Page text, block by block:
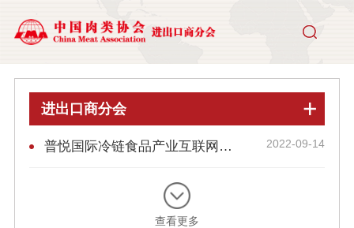
进出口商分会
普悦国际冷链食品产业互联网服务平台介绍 2022-09-14
查看更多